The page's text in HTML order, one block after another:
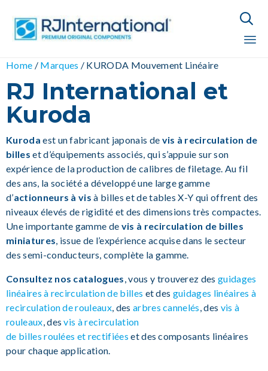

Home / Marques / KURODA Mouvement Linéaire
RJ International et
Kuroda
Kuroda est un fabricant japonais de vis à recirculation de
billes et d’équipements associés, qui s’appuie sur son
expérience de la production de calibres de filetage. Au fil
des ans, la société a développé une large gamme
d’actionneurs à vis à billes et de tables X-Y qui offrent des
niveaux élevés de rigidité et des dimensions très compactes.
Une importante gamme de vis à recirculation de billes
miniatures, issue de l’expérience acquise dans le secteur
des semi-conducteurs, complète la gamme.
Consultez nos catalogues, vous y trouverez desguidages
linéaires à recirculation de billes et des guidages linéaires à
recirculation de rouleaux, des arbres cannelés, des vis à
rouleaux, desvis à recirculation
de billes roulées et rectifiées et des composants linéaires
pour chaque application.